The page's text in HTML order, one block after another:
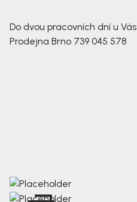
Do dvou pracovních dní u Vás
Prodejna Brno 739 045 578